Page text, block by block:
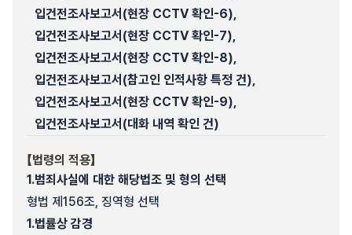
입건전조사보고서(현장 CCTV 확인-6),
입건전조사보고서(현장 CCTV 확인-7),
입건전조사보고서(현장 CCTV 확인-8),
입건전조사보고서(참고인 인적사항 특정 건),
입건전조사보고서(현장 CCTV 확인-9),
입건전조사보고서(대화 내역 확인 건)
【법령의 적용】
1.범죄사실에 대한 해당법조 및 형의 선택
형법 제156조, 징역형 선택
1.법률상 감경